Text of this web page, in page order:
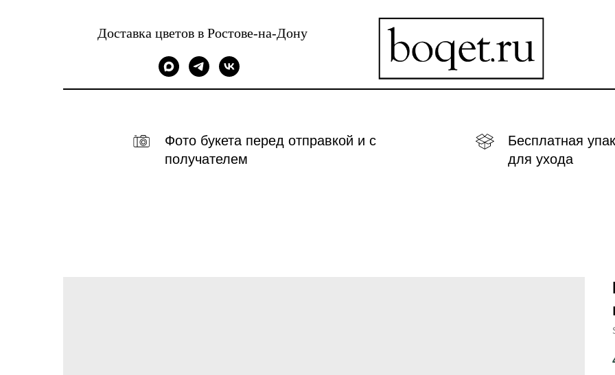
Доставка цветов в Ростове-на-Дону
Фото букета перед отправкой и с
получателем
Бесплатная
для ухода